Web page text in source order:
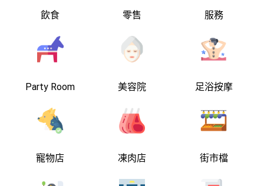
飲食 零售 服務
Party Room 美容院 足浴按摩
寵物店 凍肉店 街市檔